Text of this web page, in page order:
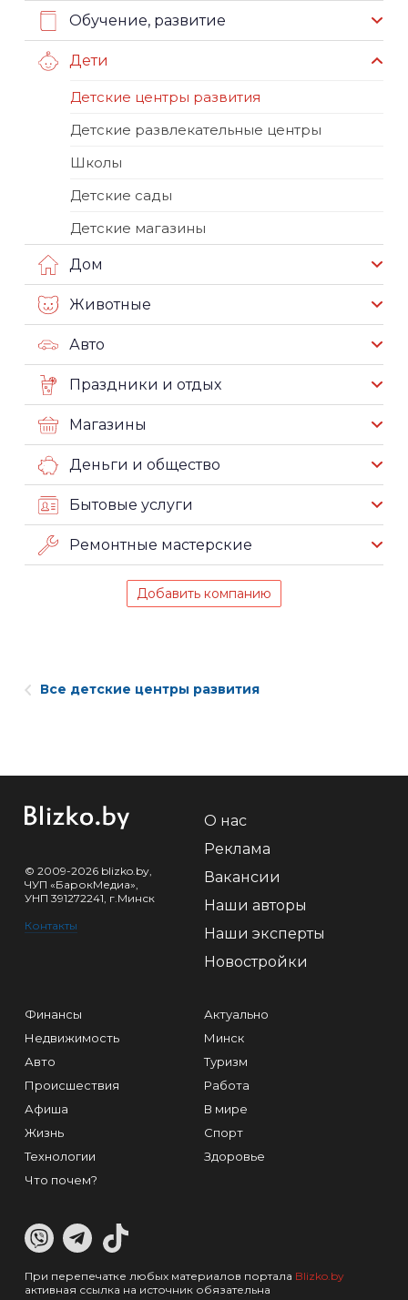
Обучение, развитие
Дети
Детские центры развития
Детские развлекательные центры
Школы
Детские сады
Детские магазины
Дом
Животные
Авто
Праздники и отдых
Магазины
Деньги и общество
Бытовые услуги
Ремонтные мастерские
Добавить компанию
Все детские центры развития
© 2009-2026 blizko.by,
ЧУП «БарокМедиа»,
УНП 391272241, г.Минск
Контакты
О нас
Реклама
Вакансии
Наши авторы
Наши эксперты
Новостройки
Финансы
Недвижимость
Авто
Происшествия
Афиша
Жизнь
Технологии
Что почем?
Актуально
Минск
Туризм
Работа
В мире
Спорт
Здоровье
При перепечатке любых материалов портала Blizko.by
активная ссылка на источник обязательна